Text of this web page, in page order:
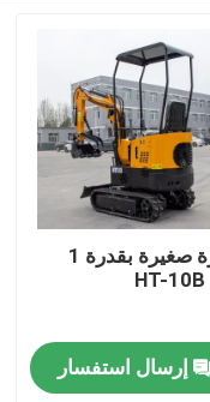
حفرة صغيرة بقدرة 1
إرسال استفسار